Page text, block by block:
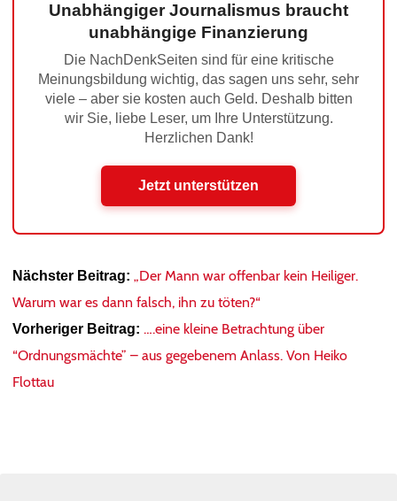
Unabhängiger Journalismus braucht
unabhängige Finanzierung
Die NachDenkSeiten sind für eine kritische
Meinungsbildung wichtig, das sagen uns sehr, sehr
viele – aber sie kosten auch Geld. Deshalb bitten
wir Sie, liebe Leser, um Ihre Unterstützung.
Herzlichen Dank!
Jetzt unterstützen
Nächster Beitrag: „Der Mann war offenbar kein Heiliger.
Warum war es dann falsch, ihn zu töten?“
Vorheriger Beitrag: ….eine kleine Betrachtung über
“Ordnungsmächte” – aus gegebenem Anlass. Von Heiko
Flottau